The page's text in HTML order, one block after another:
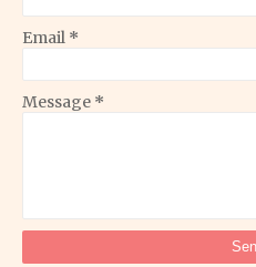
Email *
Message *